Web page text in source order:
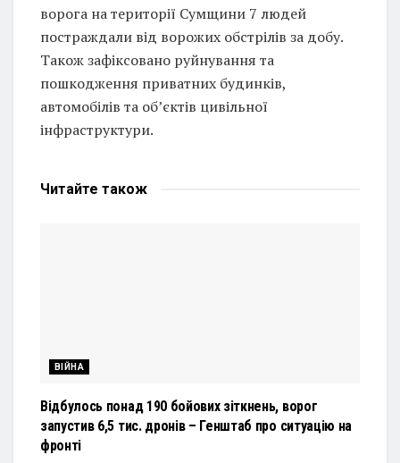
ворога на території Сумщини 7 людей
постраждали від ворожих обстрілів за добу.
Також зафіксовано руйнування та
пошкодження приватних будинків,
автомобілів та об’єктів цивільної
інфраструктури.
Читайте також
ВІЙНА
Відбулось понад 190 бойових зіткнень, ворог
запустив 6,5 тис. дронів – Генштаб про ситуацію на
фронті